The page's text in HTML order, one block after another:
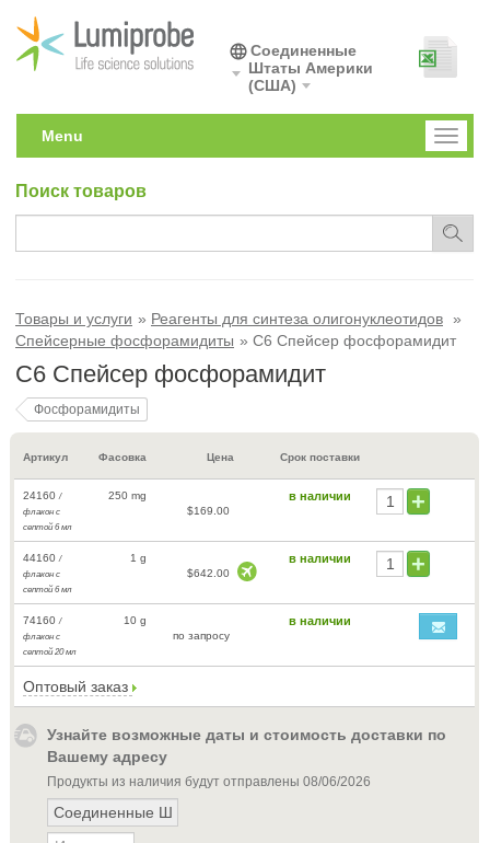
Соединенные
Штаты Америки
(США)
Toggle
Menu
Поиск товаров
Товары и услуги
Реагенты для синтеза олигонуклеотидов
Спейсерные фосфорамидиты
C6 Спейсер фосфорамидит
C6 Спейсер фосфорамидит
Фосфорамидиты
Артикул Фасовка Цена Срок поставки
24160/
флакон с
септой 6 мл
250 mg
$169.00
в наличии
44160/
флакон с
септой 6 мл
1 g
$642.00
в наличии
74160/
флакон с
септой 20 мл
10 g
по запросу
в наличии
Оптовый заказ
Узнайте возможные даты и стоимость доставки по
Вашему адресу
Продукты из наличия будут отправлены 08/06/2026